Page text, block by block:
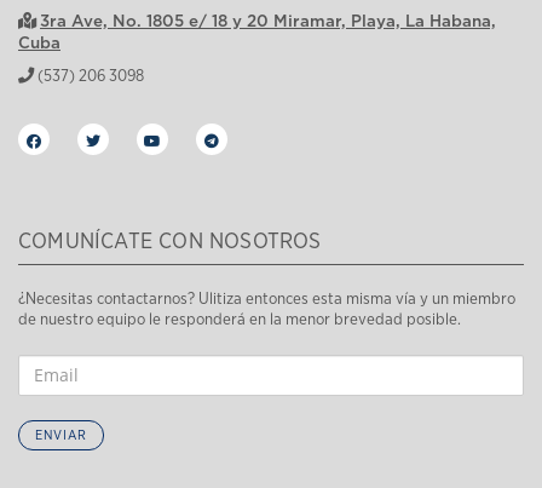
3ra Ave, No. 1805 e/ 18 y 20 Miramar, Playa, La Habana,
Cuba
(537) 206 3098
COMUNÍCATE CON NOSOTROS
¿Necesitas contactarnos? Ulitiza entonces esta misma vía y un miembro
de nuestro equipo le responderá en la menor brevedad posible.
ENVIAR